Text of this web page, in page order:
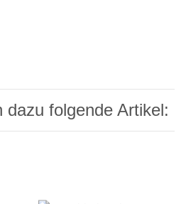
dazu folgende Artikel: